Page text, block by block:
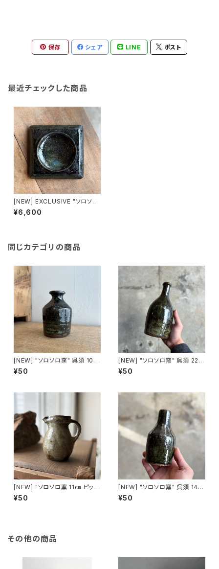
保存 シェア LINE ポスト
最近チェックした商品
[NEW] EXCLUSIVE "ソロソロ
窯" 呉須 台皿 15㎝
¥6,600
同じカテゴリの商品
[NEW] "ソロソロ窯" 呉須 10.5
㎝ 花瓶 made in HOKKAIDO
¥50
[NEW] "ソロソロ窯" 呉須 22㎝
花瓶
¥50
[NEW] "ソロソロ窯 11㎝ ピッチ
ャー made in HOKKAIDO
¥50
[NEW] "ソロソロ窯" 呉須 14㎝
花瓶 made in HOKKAIDO
¥50
その他の商品